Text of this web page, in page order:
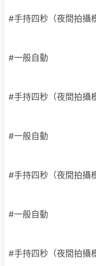
#手持四秒（夜間拍攝
#一般自動
#手持四秒（夜間拍攝
#一般自動
#手持四秒（夜間拍攝
#一般自動
#手持四秒（夜間拍攝